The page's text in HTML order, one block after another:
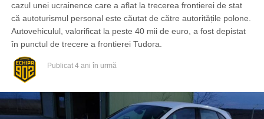
cazul unei ucrainence care a aflat la trecerea frontierei de stat
că autoturismul personal este căutat de către autoritățile polone.
Autovehiculul, valorificat la peste 40 mii de euro, a fost depistat
în punctul de trecere a frontierei Tudora.
Publicat 4 ani în urmă